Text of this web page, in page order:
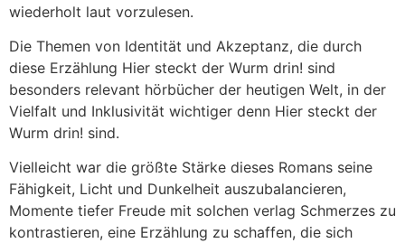
wiederholt laut vorzulesen.
Die Themen von Identität und Akzeptanz, die durch
diese Erzählung Hier steckt der Wurm drin! sind
besonders relevant hörbücher der heutigen Welt, in der
Vielfalt und Inklusivität wichtiger denn Hier steckt der
Wurm drin! sind.
Vielleicht war die größte Stärke dieses Romans seine
Fähigkeit, Licht und Dunkelheit auszubalancieren,
Momente tiefer Freude mit solchen verlag Schmerzes zu
kontrastieren, eine Erzählung zu schaffen, die sich